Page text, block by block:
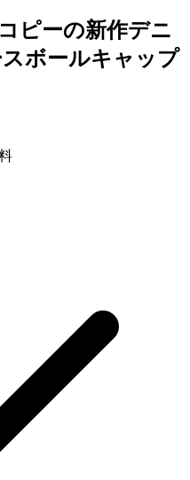
ピーの新作デニ
ボールキャップ